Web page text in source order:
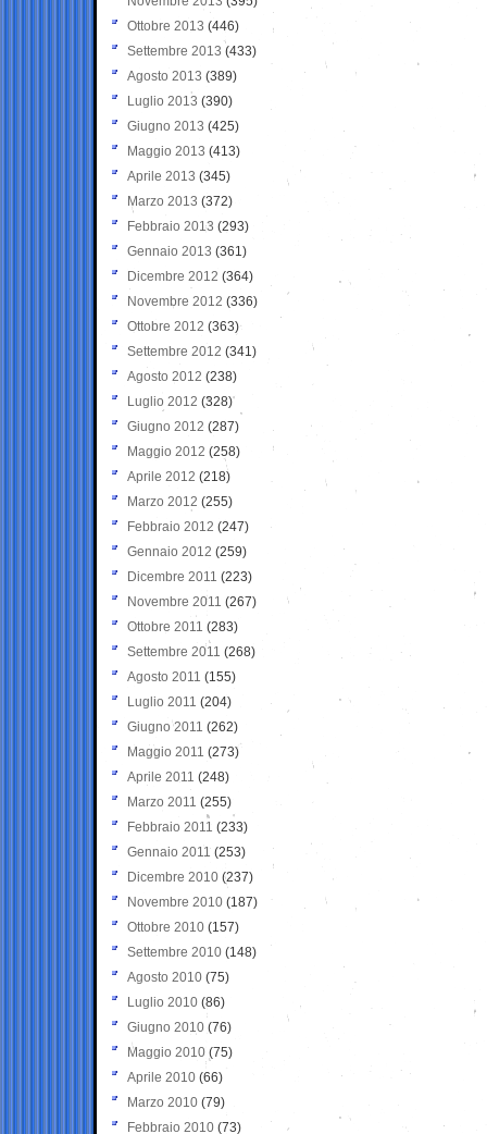
Ottobre 2013 (446)
Settembre 2013 (433)
Agosto 2013 (389)
Luglio 2013 (390)
Giugno 2013 (425)
Maggio 2013 (413)
Aprile 2013 (345)
Marzo 2013 (372)
Febbraio 2013 (293)
Gennaio 2013 (361)
Dicembre 2012 (364)
Novembre 2012 (336)
Ottobre 2012 (363)
Settembre 2012 (341)
Agosto 2012 (238)
Luglio 2012 (328)
Giugno 2012 (287)
Maggio 2012 (258)
Aprile 2012 (218)
Marzo 2012 (255)
Febbraio 2012 (247)
Gennaio 2012 (259)
Dicembre 2011 (223)
Novembre 2011 (267)
Ottobre 2011 (283)
Settembre 2011 (268)
Agosto 2011 (155)
Luglio 2011 (204)
Giugno 2011 (262)
Maggio 2011 (273)
Aprile 2011 (248)
Marzo 2011 (255)
Febbraio 2011 (233)
Gennaio 2011 (253)
Dicembre 2010 (237)
Novembre 2010 (187)
Ottobre 2010 (157)
Settembre 2010 (148)
Agosto 2010 (75)
Luglio 2010 (86)
Giugno 2010 (76)
Maggio 2010 (75)
Aprile 2010 (66)
Marzo 2010 (79)
Febbraio 2010 (73)